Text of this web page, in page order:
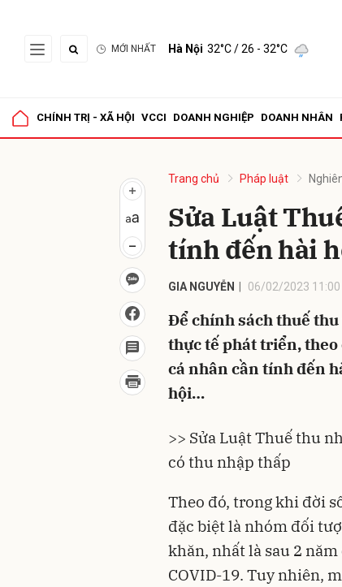
MỚI NHẤT Hà Nội 32°C/ 26 - 32°C
CHÍNH TRỊ - XÃ HỘI VCCI DOANH NGHIỆP DOANH NHÂN
Trang chủ Pháp luật
Sửa Luật
tính đến hài
GIA NGUYỄN 06/02/2023 11:00
Để chính sách thuế
thực tế phát triển,
cá nhân cần tính đến
hội…
>> Sửa Luật Thuế thu
có thu nhập thấp
Theo đó, trong khi đời
đặc biệt là nhóm đối
khăn, nhất là sau 2
COVID-19. Tuy nhiên,